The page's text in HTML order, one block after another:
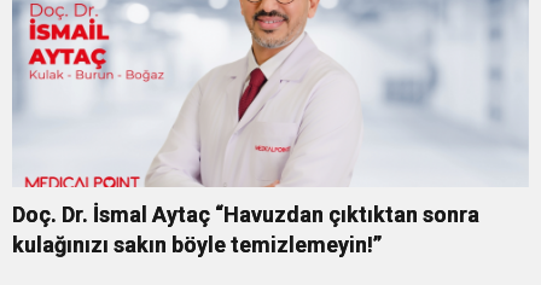
Doç. Dr. İsmal Aytaç “Havuzdan çıktıktan sonra
kulağınızı sakın böyle temizlemeyin!”